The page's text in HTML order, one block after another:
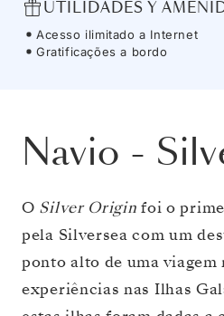
UTILIDADES Y
Acesso ilimitado a Internet
Gratificações a bordo
Navio -
O Silver Origin foi o
pela Silversea com um
ponto alto de uma viagem
experiências nas Ilhas